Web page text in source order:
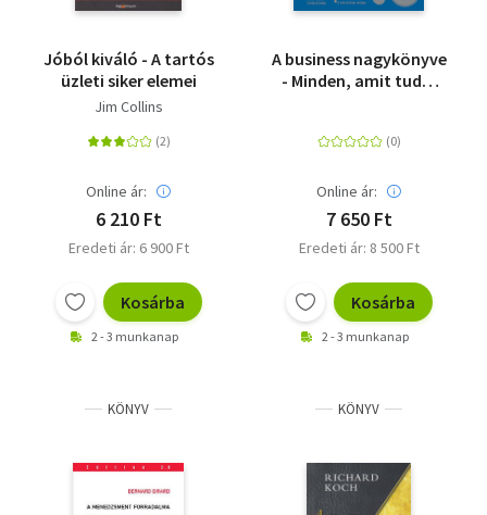
Jóból kiváló - A tartós
üzleti siker elemei
Jim Collins
Online ár:
6 210 Ft
Eredeti ár: 6 900 Ft
Kosárba
2 - 3 munkanap
A business nagykönyve
- Minden, amit tudni
Online ár:
7 650 Ft
Eredeti ár: 8 500 Ft
Kosárba
2 - 3 munkanap
KÖNYV KÖNYV